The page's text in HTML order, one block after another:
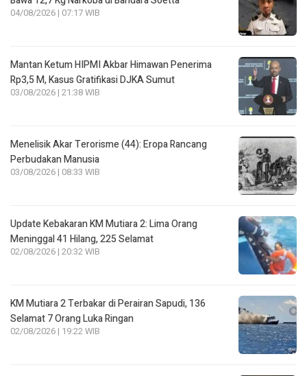
04/08/2026 | 07:17 WIB
Mantan Ketum HIPMI Akbar Himawan Penerima
Rp3,5 M, Kasus Gratifikasi DJKA Sumut
03/08/2026 | 21:38 WIB
Menelisik Akar Terorisme (44): Eropa Rancang
Perbudakan Manusia
03/08/2026 | 08:33 WIB
Update Kebakaran KM Mutiara 2: Lima Orang
Meninggal 41 Hilang, 225 Selamat
02/08/2026 | 20:32 WIB
KM Mutiara 2 Terbakar di Perairan Sapudi, 136
Selamat 7 Orang Luka Ringan
02/08/2026 | 19:22 WIB